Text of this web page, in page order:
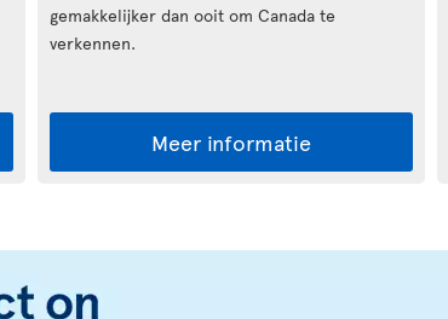
gemakkelijker dan ooit om Canada te
verkennen.
Meer informatie